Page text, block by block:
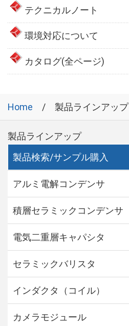
テクニカルノート
環境対応について
カタログ(全ページ)
Home 製品ラインアップ
製品ラインアップ
製品検索/サンプル購入
アルミ電解コンデンサ
積層セラミックコンデンサ
電気二重層キャパシタ
セラミックバリスタ
インダクタ（コイル）
カメラモジュール